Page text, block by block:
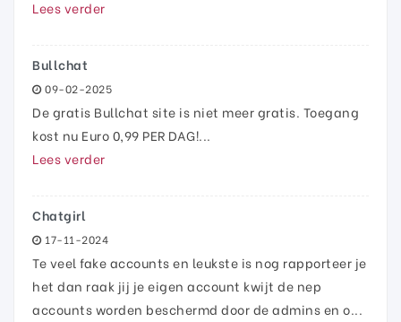
Lees verder
Bullchat
09-02-2025
De gratis Bullchat site is niet meer gratis. Toegang
kost nu Euro 0,99 PER DAG!...
Lees verder
Chatgirl
17-11-2024
Te veel fake accounts en leukste is nog rapporteer je
het dan raak jij je eigen account kwijt de nep
accounts worden beschermd door de admins en o...